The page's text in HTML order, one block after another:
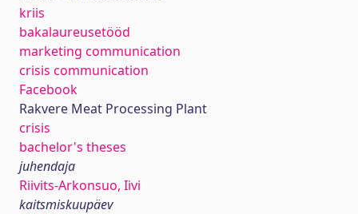
kriis
bakalaureusetööd
marketing communication
crisis communication
Facebook
Rakvere Meat Processing Plant
crisis
bachelor's theses
juhendaja
Riivits-Arkonsuo, Iivi
kaitsmiskuupäev